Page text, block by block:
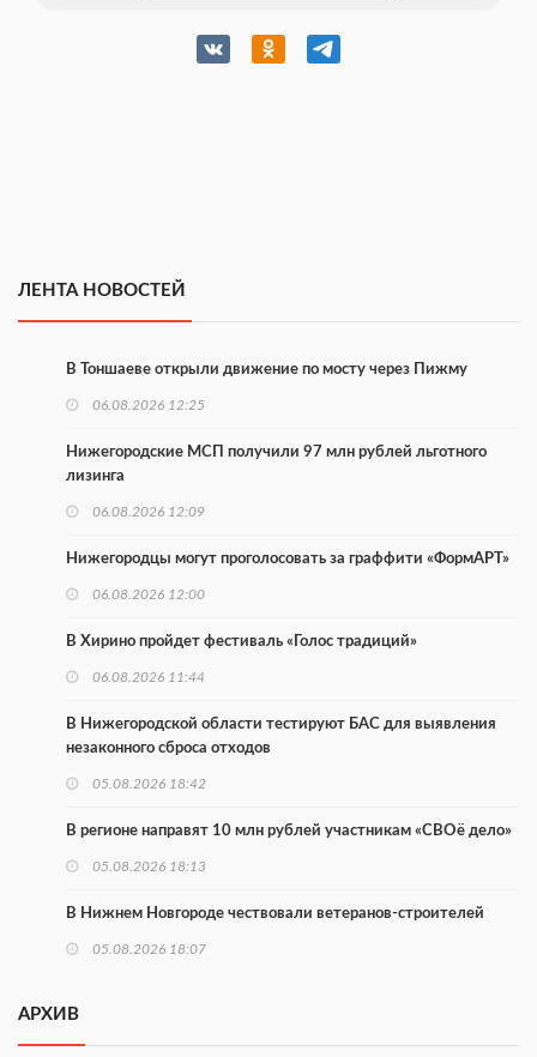
ЛЕНТА НОВОСТЕЙ
В Тоншаеве открыли движение по мосту через Пижму
06.08.2026 12:25
Нижегородские МСП получили 97 млн рублей льготного
лизинга
06.08.2026 12:09
Нижегородцы могут проголосовать за граффити «ФормАРТ»
06.08.2026 12:00
В Хирино пройдет фестиваль «Голос традиций»
06.08.2026 11:44
В Нижегородской области тестируют БАС для выявления
незаконного сброса отходов
05.08.2026 18:42
В регионе направят 10 млн рублей участникам «СВОё дело»
05.08.2026 18:13
В Нижнем Новгороде чествовали ветеранов-строителей
05.08.2026 18:07
АРХИВ